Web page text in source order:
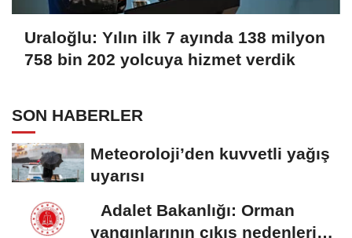
Uraloğlu: Yılın ilk 7 ayında 138 milyon
758 bin 202 yolcuya hizmet verdik
SON HABERLER
Meteoroloji’den kuvvetli yağış
uyarısı
Adalet Bakanlığı: Orman
yangınlarının çıkış nedenleri